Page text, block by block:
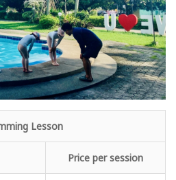
Lesson
Price per session